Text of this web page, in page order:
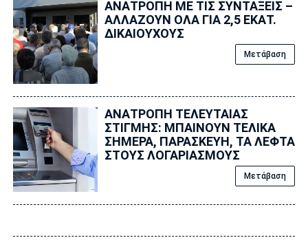
ΑΝΑΤΡΟΠΗ ΜΕ ΤΙΣ ΣΥΝΤΑΞΕΙΣ –
ΑΛΛΑΖΟΥΝ ΟΛΑ ΓΙΑ 2,5 ΕΚΑΤ.
ΔΙΚΑΙΟΥΧΟΥΣ
Μετάβαση
ΑΝΑΤΡΟΠΗ ΤΕΛΕΥΤΑΙΑΣ
ΣΤΙΓΜΗΣ: ΜΠΑΙΝΟΥΝ ΤΕΛΙΚΑ
ΣΗΜΕΡΑ, ΠΑΡΑΣΚΕΥΗ, ΤΑ ΛΕΦΤΑ
ΣΤΟΥΣ ΛΟΓΑΡΙΑΣΜΟΥΣ
Μετάβαση